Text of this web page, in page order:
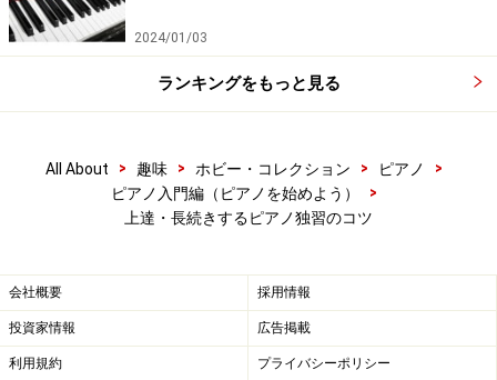
ればいけない」という基準はありません。手本にこだわ
るばかりに、逆に身体に力が入って不自然な動きになっ
てしまうことも。
は不自然に見えても、当人には自然な動きだということ
もあるのです。自分が心地よい自然なスタイルでOK！そ
れがあなたに一番あったフォームなのです。ただし、以
これはNG！チェックポイント
2024/01/03
ランキングをもっと見る
All About > 趣味 > ホビー・コレクション > ピアノ
>
ピアノ入門編（ピアノを始めよう）
>
上達・長続きするピアノ独習のコツ
会社概要 採用情報
投資家情報 広告掲載
利用規約 プライバシーポリシー